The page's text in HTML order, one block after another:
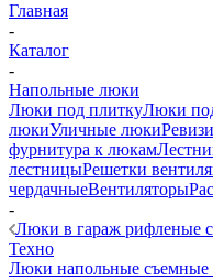
Главная
-
Каталог
-
Напольные люки
Люки под плиткуЛюки
люкиУличные люки
фурнитура к люкам
лестницыРешетки
чердачныеВентиляторы
-
Люки в гараж рифленые
Техно
Люки напольные